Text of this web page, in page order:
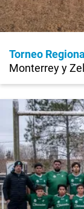
Torneo
Monterrey y